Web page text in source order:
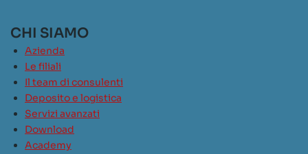
CHI SIAMO
Azienda
Le filiali
Il team di consulenti
Deposito e logistica
Servizi avanzati
Download
Academy